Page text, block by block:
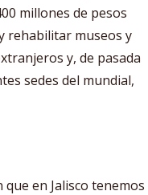
millones de pesos
rehabilitar museos y
y, de pasada
sedes del mundial,
en Jalisco tenemos